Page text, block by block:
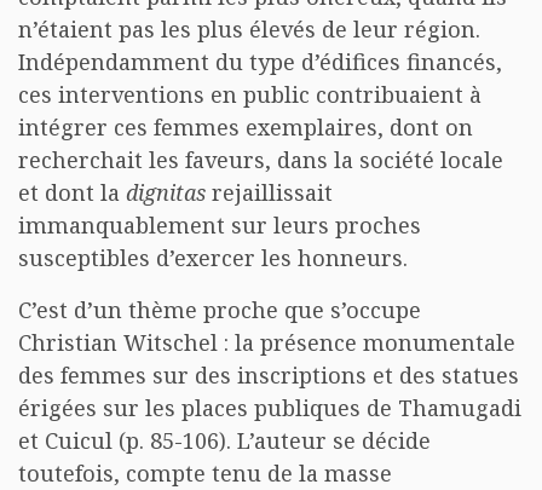
n’étaient pas les plus élevés de leur région.
Indépendamment du type d’édifices financés,
ces interventions en public contribuaient à
intégrer ces femmes exemplaires, dont on
recherchait les faveurs, dans la société locale
et dont la dignitas rejaillissait
immanquablement sur leurs proches
susceptibles d’exercer les honneurs.
C’est d’un thème proche que s’occupe
Christian Witschel : la présence monumentale
des femmes sur des inscriptions et des statues
érigées sur les places publiques de Thamugadi
et Cuicul (p. 85-106). L’auteur se décide
toutefois, compte tenu de la masse